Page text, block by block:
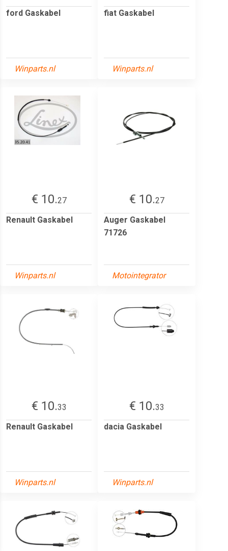
ford Gaskabel
Winparts.nl
fiat Gaskabel
Winparts.nl
€ 10.27
Renault Gaskabel
Winparts.nl
€ 10.27
Auger Gaskabel
71726
Motointegrator
€ 10.33
Renault Gaskabel
Winparts.nl
€ 10.33
dacia Gaskabel
Winparts.nl